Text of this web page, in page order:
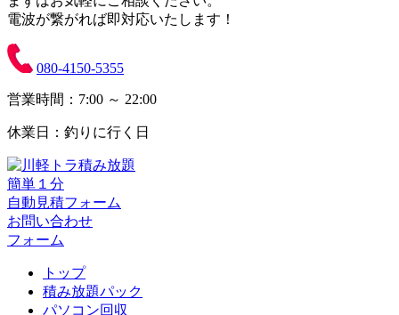
電波が繋がれば即対応いたします！
080-4150-5355
営業時間：7:00 ～ 22:00
休業日：釣りに行く日
簡単１分
自動見積フォーム
お問い合わせ
フォーム
トップ
積み放題パック
パソコン回収